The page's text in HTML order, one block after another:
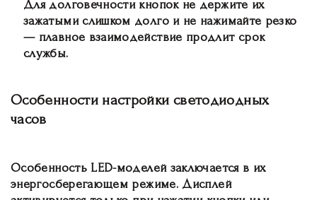
Для долговечности кнопок не держите их
зажатыми слишком долго и не нажимайте резко
— плавное взаимодействие продлит срок
службы.
Особенности настройки светодиодных
часов
Особенность LED-моделей заключается в их
энергосберегающем режиме. Дисплей